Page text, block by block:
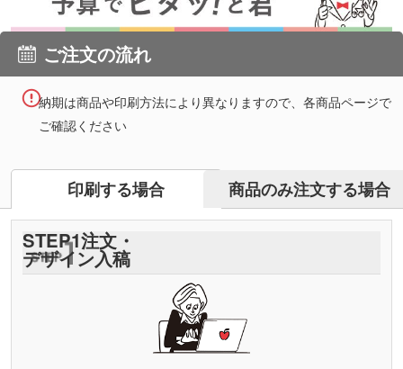
ご注文の流れ
納期は商品や印刷方法により異なりますので、各商品ページで
ご確認ください
印刷する場合 商品のみ注文する場合
STEP1注文・
デザイン入稿